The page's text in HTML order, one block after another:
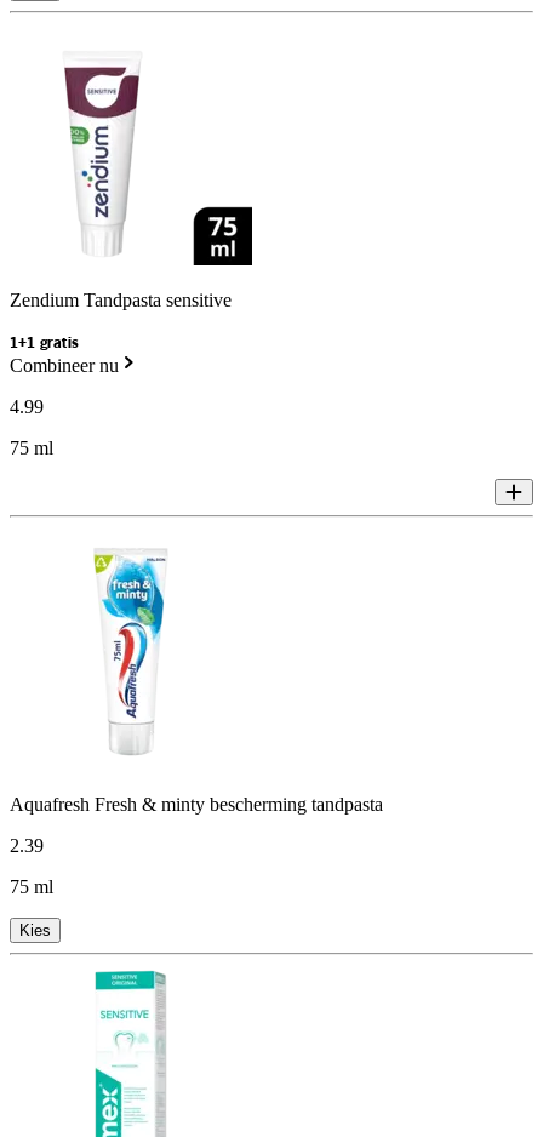
Zendium Tandpasta sensitive
1+1 gratis
Combineer nu
4.99
75 ml
Aquafresh Fresh & minty bescherming tandpasta
2.39
75 ml
Kies